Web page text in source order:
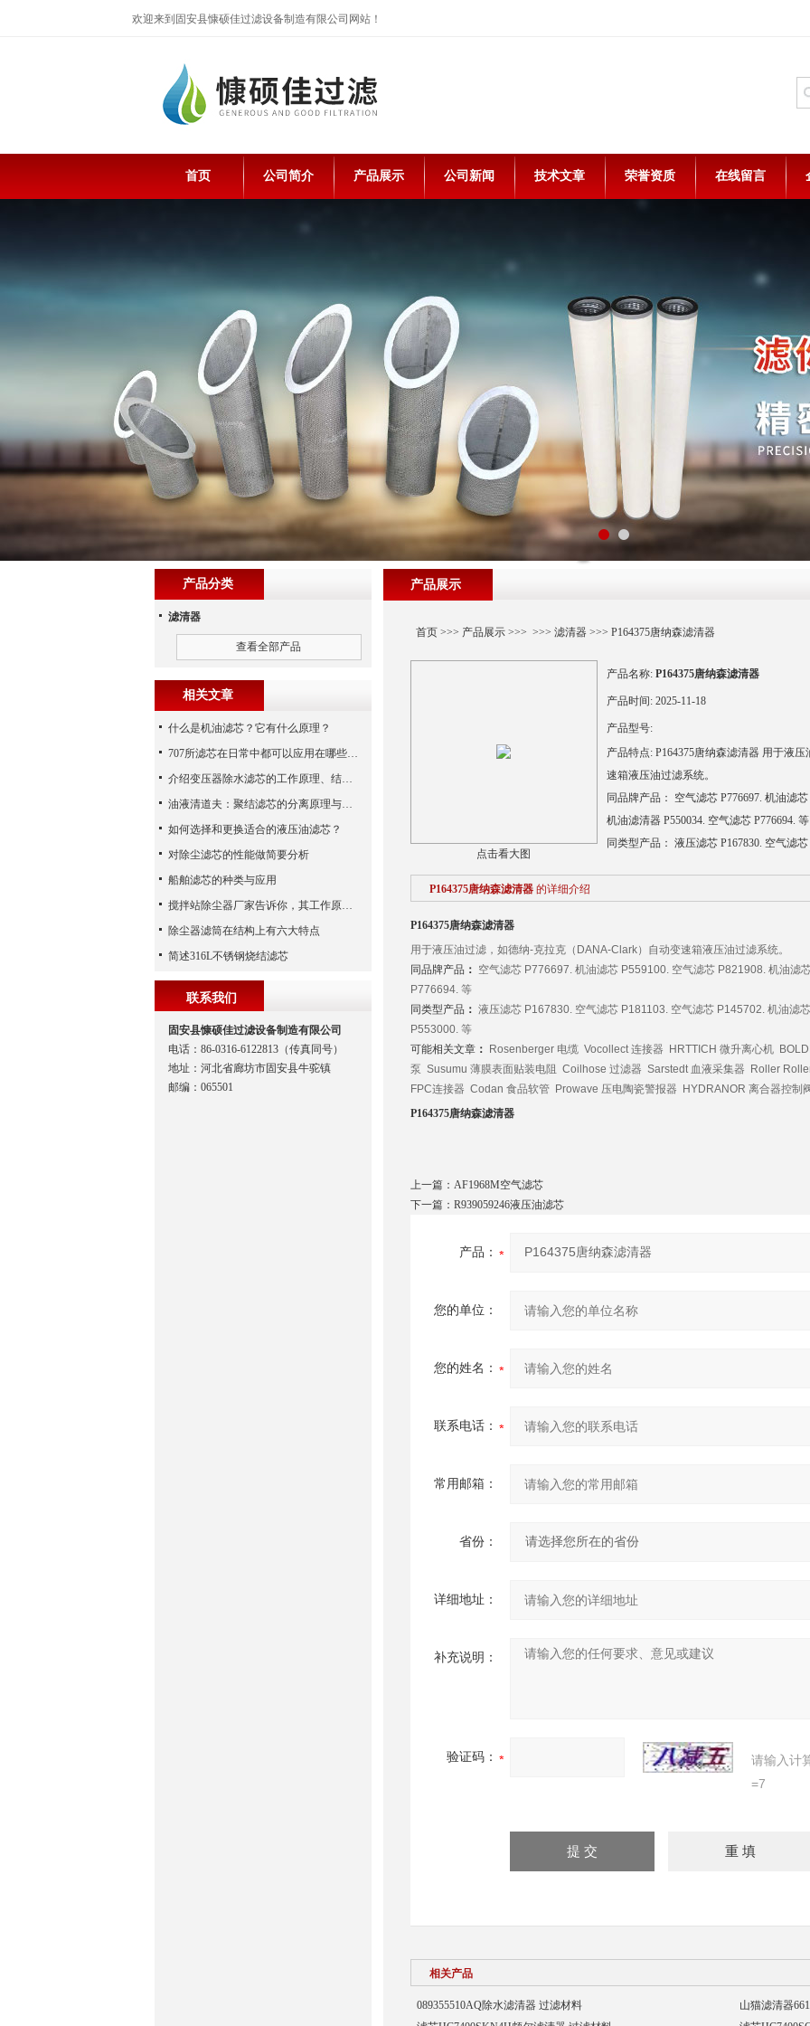
欢迎来到固安县慷硕佳过滤设备制造有限公司网站！
首页 公司简介 产品展示 公司新闻 技术文章 荣誉资质 在线留言
产品展示
首页>>> 产品展示>>> >>> 滤清器>>> P164375唐纳森滤清器
点击看大图
产品名称: P164375唐纳森滤清器
产品时间: 2025-11-18
产品型号:
产品特点: P164375唐纳森滤清器 用于液
速箱液压油过滤系统。
同品牌产品： 空气滤芯 P776697. 机油滤
机油滤清器 P550034. 空气滤芯 P776694. 等
同类型产品： 液压滤芯 P167830. 空气滤
P164375唐纳森滤清器 的详细介绍
P164375唐纳森滤清器
用于液压油过滤，如德纳-克拉克（DANA-Clark）自动变速箱液压油过滤系统。
同品牌产品 ： 空气滤芯 P776697. 机油滤芯 P559100. 空气滤芯 P821908. 机油滤
P776694. 等
同类型产品 ： 液压滤芯 P167830. 空气滤芯 P181103. 空气滤芯 P145702. 机油滤
P553000. 等
可能相关文章：
Rosenberger 电缆 Vocollect 连接器 HRTTICH 微升离心机
泵 Susumu 薄膜表面贴装电阻 Coilhose 过滤器 Sarstedt 血液采集器 Roller
FPC连接器 Codan 食品软管 Prowave 压电陶瓷警报器 HYDRANOR 离合器控
P164375唐纳森滤清器
上一篇： AF1968M空气滤芯
下一篇： R939059246液压油滤芯
产品：
您的单位：
您的姓名：
联系电话：
常用邮箱：
省份：
详细地址：
补充说明：
验证码：
请输入计
=7
相关产品
089355510AQ除水滤清器 过滤材料
山猫滤清器
产品分类
滤清器
查看全部产品
相关文章
什么是机油滤芯？它有什么原理？
707所滤芯在日常中都可以应用在哪些领域中？
介绍变压器除水滤芯的工作原理、结构及优点
油液清道夫：聚结滤芯的分离原理与核心作用解析
如何选择和更换适合的液压油滤芯？
对除尘滤芯的性能做简要分析
船舶滤芯的种类与应用
搅拌站除尘器厂家告诉你，其工作原理及使用特点
除尘器滤筒在结构上有六大特点
简述316L不锈钢烧结滤芯
联系我们
固安县慷硕佳过滤设备制造有限公司
电话：86-0316-6122813（传真同号）
地址：河北省廊坊市固安县牛驼镇
邮编：065501